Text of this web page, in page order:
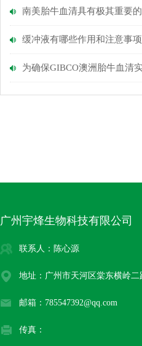
南美胎牛血清具有极其重要
缓冲液有哪些作用和注意事项
广州宇烽生物科技有限公司
联系人：陈心源
地址：广州市天河区棠东横岭二
邮箱：785547392@qq.com
传真：